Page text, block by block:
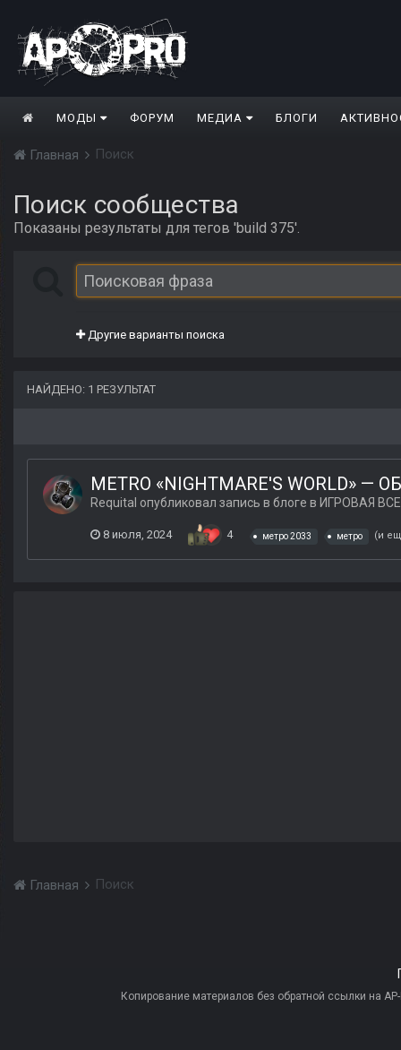
МОДЫ ФОРУМ МЕДИА БЛОГИ
Главная Поиск
Поиск сообщества
Показаны результаты для тегов 'build 375'.
Другие варианты поиска
НАЙДЕНО: 1 РЕЗУЛЬТАТ
METRO «NIGHTMARE'S WORLD» —
Requital опубликовал запись в блоге в ИГРОВАЯ
8 июля, 2024 4 метро 2033 метро (и
Главная Поиск
Копирование материалов без обратной ссылки на